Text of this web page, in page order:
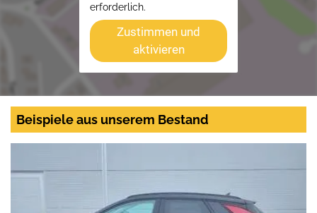
erforderlich.
Zustimmen und
aktivieren
Beispiele aus unserem Bestand